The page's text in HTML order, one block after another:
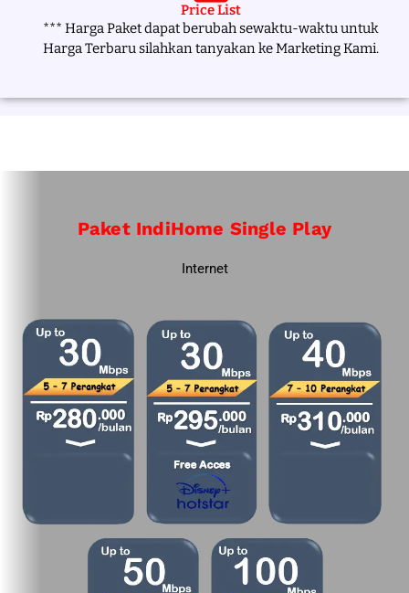
Price List
*** Harga Paket dapat berubah sewaktu-waktu untuk
Harga Terbaru silahkan tanyakan ke Marketing Kami.
Paket IndiHome Single Play
Internet